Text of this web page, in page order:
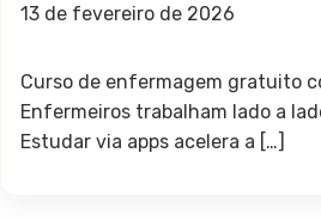
13 de fevereiro de 2026
Curso de enfermagem gratuito
Enfermeiros trabalham lado a
Estudar via apps acelera a […]